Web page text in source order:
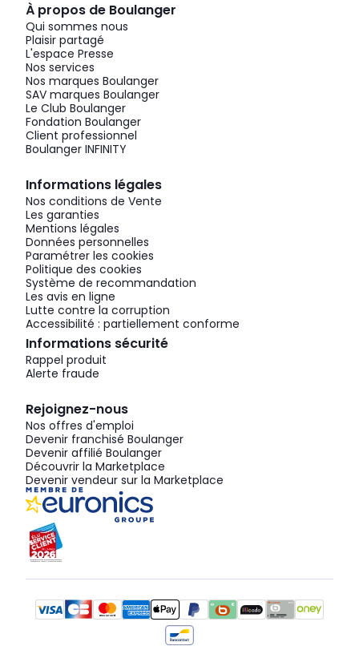
À propos de Boulanger
Qui sommes nous
Plaisir partagé
L'espace Presse
Nos services
Nos marques Boulanger
SAV marques Boulanger
Le Club Boulanger
Fondation Boulanger
Client professionnel
Boulanger INFINITY
Informations légales
Nos conditions de Vente
Les garanties
Mentions légales
Données personnelles
Paramétrer les cookies
Politique des cookies
Système de recommandation
Les avis en ligne
Lutte contre la corruption
Accessibilité : partiellement conforme
Informations sécurité
Rappel produit
Alerte fraude
Rejoignez-nous
Nos offres d'emploi
Devenir franchisé Boulanger
Devenir affilié Boulanger
Découvrir la Marketplace
Devenir vendeur sur la Marketplace